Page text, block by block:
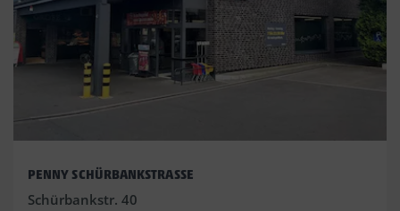
PENNY SCHÜRBANKSTRASSE
Schürbankstr. 40